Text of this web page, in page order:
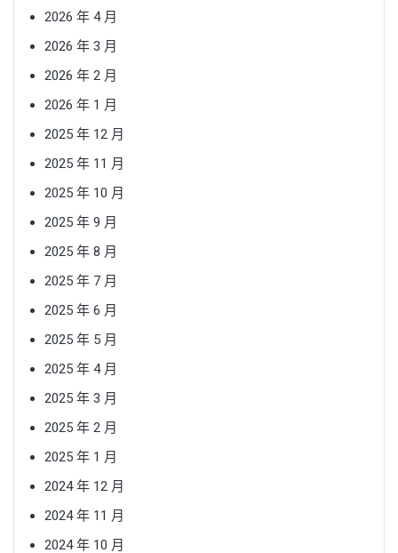
2026 年 4 月
2026 年 3 月
2026 年 2 月
2026 年 1 月
2025 年 12 月
2025 年 11 月
2025 年 10 月
2025 年 9 月
2025 年 8 月
2025 年 7 月
2025 年 6 月
2025 年 5 月
2025 年 4 月
2025 年 3 月
2025 年 2 月
2025 年 1 月
2024 年 12 月
2024 年 11 月
2024 年 10 月